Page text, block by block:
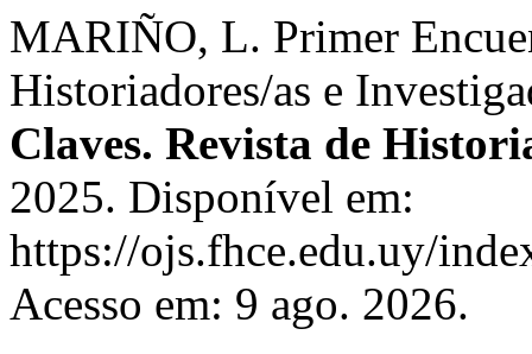
MARIÑO, L. Primer
Historiadores/as e
Claves. Revista de
2025. Disponível em:
https://ojs.fhce.edu.uy/
Acesso em: 9 ago. 2026.